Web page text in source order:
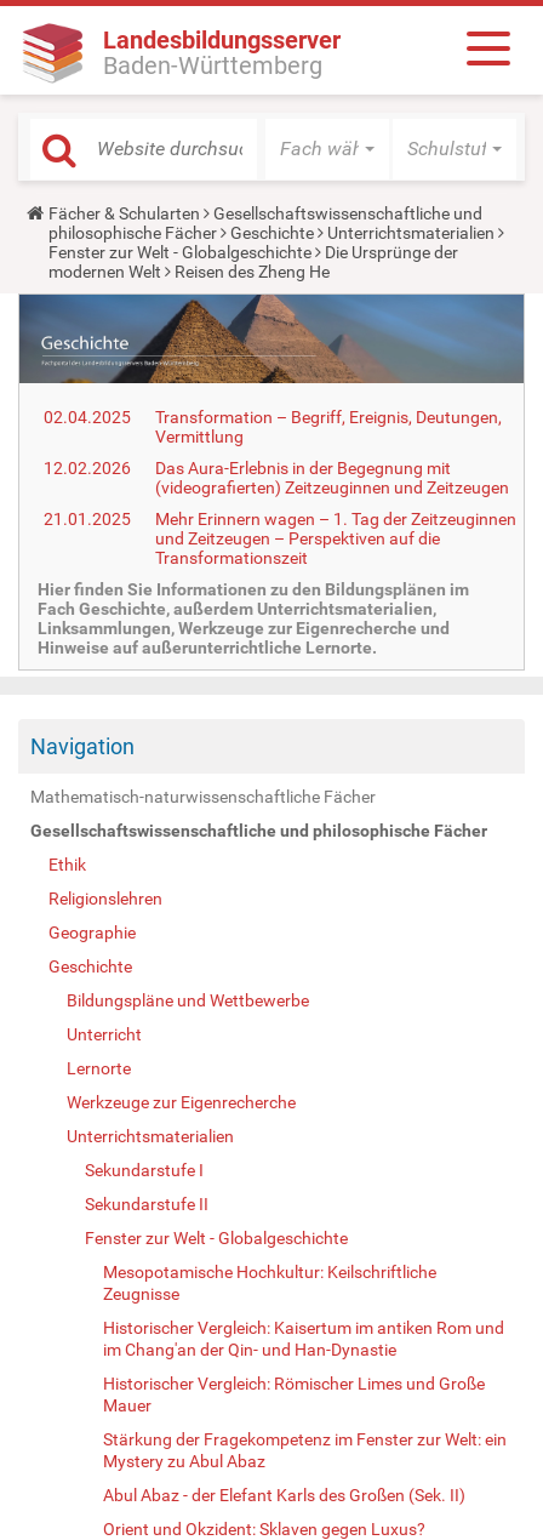
Landesbildungsserver
Baden-Württemberg
Fach wählen Schulstufe
Y
o
u
a
r
e
r
e
Fächer & Schularten
Gesellschaftswissenschaftliche und
philosophische Fächer
Geschichte
Unterrichtsmaterialien
Fenster zur Welt - Globalgeschichte
Die Ursprünge der
modernen Welt
Reisen des Zheng He
02.04.2025
Transformation – Begriff, Ereignis, Deutungen,
Vermittlung
12.02.2026
Das Aura-Erlebnis in der Begegnung mit
(videografierten) Zeitzeuginnen und Zeitzeugen
21.01.2025
Mehr Erinnern wagen – 1. Tag der Zeitzeuginnen
und Zeitzeugen – Perspektiven auf die
Transformationszeit
Hier finden Sie Informationen zu den Bildungsplänen im
Fach Geschichte, außerdem Unterrichtsmaterialien,
Linksammlungen, Werkzeuge zur Eigenrecherche und
Hinweise auf außerunterrichtliche Lernorte.
Navigation
Mathematisch-naturwissenschaftliche Fächer
Gesellschaftswissenschaftliche und philosophische Fächer
Ethik
Religionslehren
Geographie
Geschichte
Bildungspläne und Wettbewerbe
Unterricht
Lernorte
Werkzeuge zur Eigenrecherche
Unterrichtsmaterialien
Sekundarstufe I
Sekundarstufe II
Fenster zur Welt - Globalgeschichte
Mesopotamische Hochkultur: Keilschriftliche
Zeugnisse
Historischer Vergleich: Kaisertum im antiken Rom und
im Chang'an der Qin- und Han-Dynastie
Historischer Vergleich: Römischer Limes und Große
Mauer
Stärkung der Fragekompetenz im Fenster zur Welt: ein
Mystery zu Abul Abaz
Abul Abaz - der Elefant Karls des Großen (Sek. II)
Orient und Okzident: Sklaven gegen Luxus?